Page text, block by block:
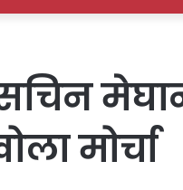
मोर्चा